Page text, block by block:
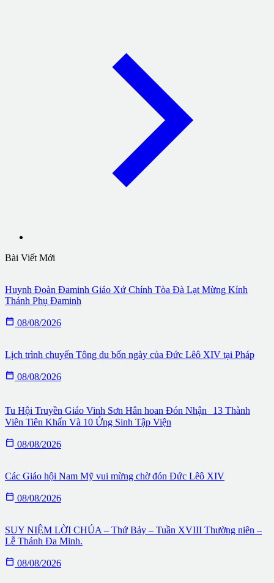
Bài Viết Mới
Huynh Đoàn Đaminh Giáo Xứ Chính Tòa Đà Lạt Mừng Kính
Thánh Phụ Đaminh
 08/08/2026
Lịch trình chuyến Tông du bốn ngày của Đức Lêô XIV tại Pháp
 08/08/2026
Tu Hội Truyền Giáo Vinh Sơn Hân hoan Đón Nhận 13 Thành
Viên Tiên Khấn Và 10 Ứng Sinh Tập Viện
 08/08/2026
Các Giáo hội Nam Mỹ vui mừng chờ đón Đức Lêô XIV
 08/08/2026
SUY NIỆM LỜI CHÚA – Thứ Bảy – Tuần XVIII Thường niên –
Lễ Thánh Đa Minh.
 08/08/2026